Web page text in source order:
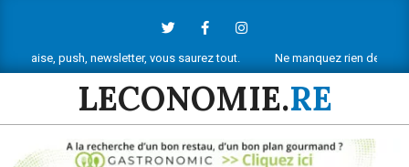
contentnewsletter, vous saurez tout. Ne manquez rien de l’actu
LECONOMIE.RE